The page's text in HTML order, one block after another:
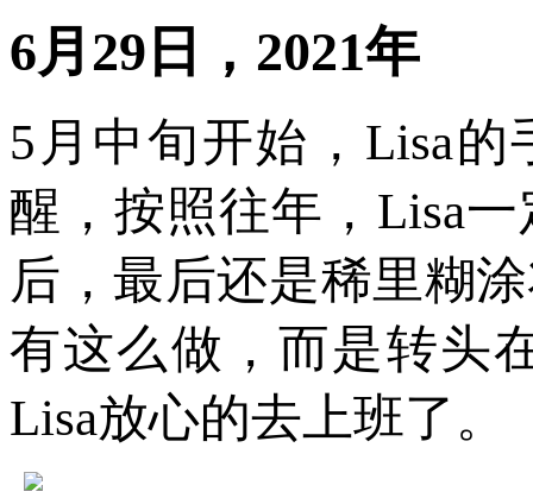
6月29日，2021年
5月中旬开始，Lisa
醒，按照往年，Lisa
后，最后还是稀里糊
有这么做，而是转头
Lisa放心的去上班了。